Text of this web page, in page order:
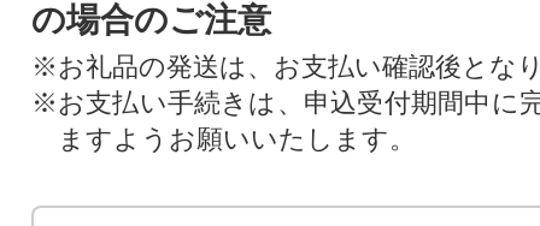
の場合のご注意
※お礼品の発送は、お支払い確認後とな
※お支払い手続きは、申込受付期間中に
ますようお願いいたします。